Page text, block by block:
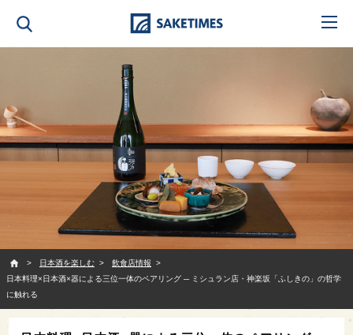
日本酒を楽しむ
飲食店情報
日本料理×日本酒×器による三位一体のペアリング ─ ミシュラン店・神楽坂「ふしきの」の哲学
に触れる